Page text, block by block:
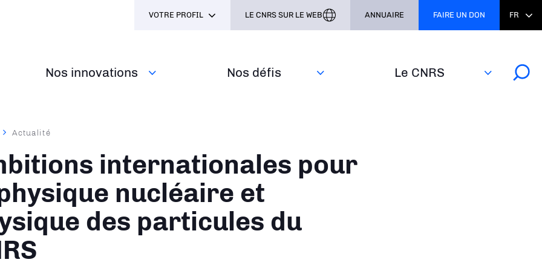
Nos innovations Nos défis‎ Le CNRS
VOTRE PROFIL LE CNRS SUR LE WEB ANNUAIRE FAIRE UN DON FR
Actualité
internationales pour
nucléaire et
des particules du